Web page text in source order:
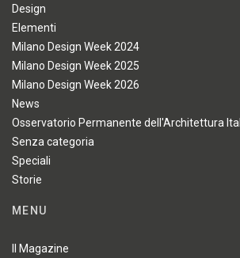
Design
Elementi
Milano Design Week 2024
Milano Design Week 2025
Milano Design Week 2026
News
Osservatorio Permanente dell'Architettura
Senza categoria
Speciali
Storie
MENU
Il Magazine